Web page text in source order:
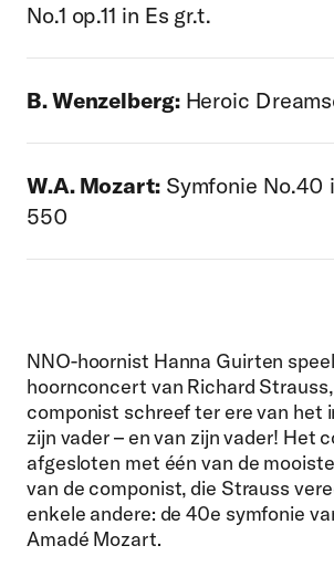
No.1 op.11 in Es gr.t.
B. Wenzelberg:Heroic
W.A. Mozart:Symfonie No.40
550
NNO-hoornist Hanna Guirten
hoornconcert van Richard
componist schreef ter ere van het
zijn vader – en van zijn vader! Het
afgesloten met één van de
van de componist, die Strauss
enkele andere: de 40e symfonie
Amadé Mozart.